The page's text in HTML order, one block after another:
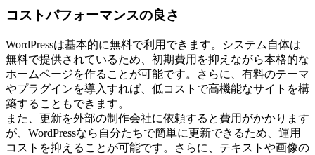
コストパフォーマンスの良さ
WordPressは基本的に無料で利用できます。システム自体は
無料で提供されているため、初期費用を抑えながら本格的な
ホームページを作ることが可能です。さらに、有料のテーマ
やプラグインを導入すれば、低コストで高機能なサイトを構
築することもできます。
また、更新を外部の制作会社に依頼すると費用がかかります
が、WordPressなら自分たちで簡単に更新できるため、運用
コストを抑えることが可能です。さらに、テキストや画像の